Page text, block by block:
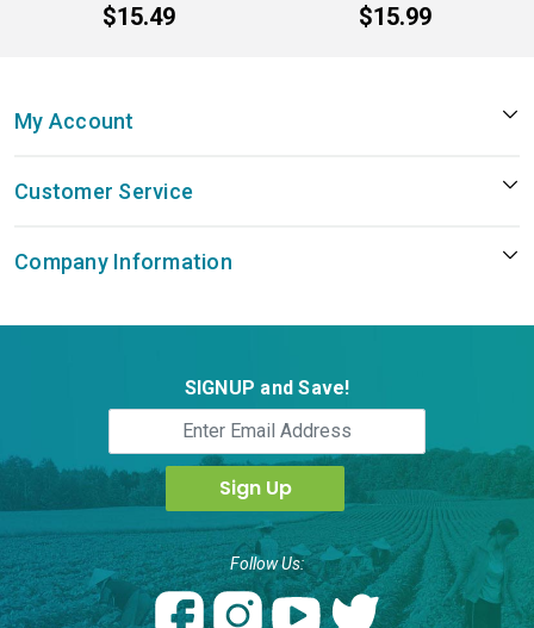
$15.49
$15.99
My Account
Customer Service
Company Information
SIGNUP and Save!
Follow Us: